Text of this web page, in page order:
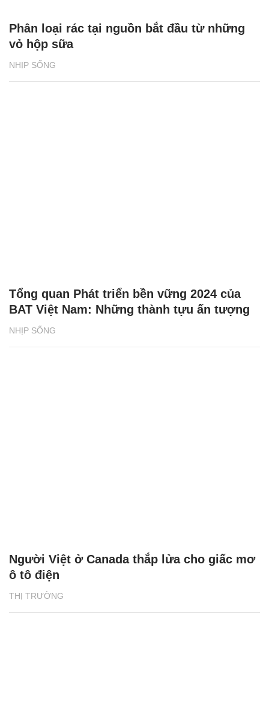
NHỊP SỐNG
Phân loại rác tại nguồn bắt đầu từ những
vỏ hộp sữa
NHỊP SỐNG
Tổng quan Phát triển bền vững 2024 của
BAT Việt Nam: Những thành tựu ấn tượng
THỊ TRƯỜNG
Người Việt ở Canada thắp lửa cho giấc mơ
ô tô điện